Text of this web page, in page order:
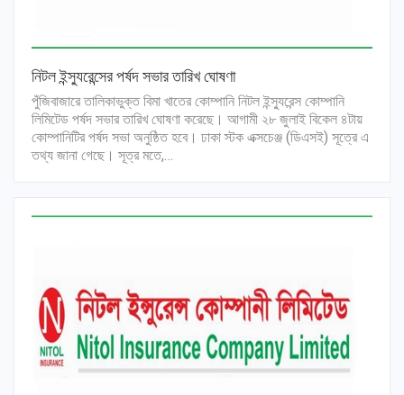
নিটল ইন্স্যুরেন্সের পর্ষদ সভার তারিখ ঘোষণা
পুঁজিবাজারে তালিকাভুক্ত বিমা খাতের কোম্পানি নিটল ইন্স্যুরেন্স কোম্পানি
লিমিটেড পর্ষদ সভার তারিখ ঘোষণা করেছে। আগামী ২৮ জুলাই বিকেল ৪টায়
কোম্পানিটির পর্ষদ সভা অনুষ্ঠিত হবে। ঢাকা স্টক এক্সচেঞ্জ (ডিএসই) সূত্রে এ
তথ্য জানা গেছে। সূত্র মতে,…